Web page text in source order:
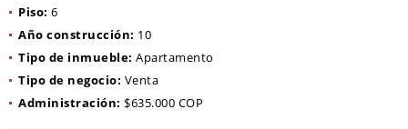
Piso: 6
Año construcción: 10
Tipo de inmueble: Apartamento
Tipo de negocio: Venta
Administración: $635.000 COP